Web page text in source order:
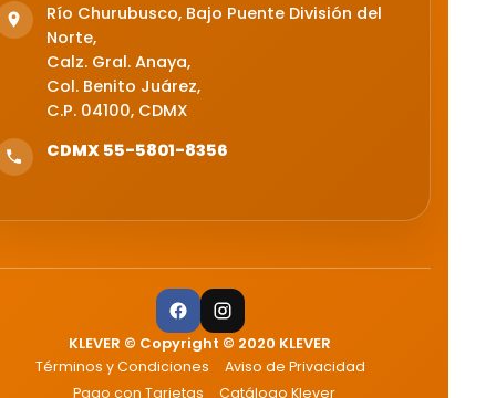
Río Churubusco, Bajo Puente División del
Norte,
Calz. Gral. Anaya,
Col. Benito Juárez,
C.P. 04100, CDMX
CDMX 55-5801-8356
KLEVER © Copyright © 2020 KLEVER
Términos y Condiciones
Aviso de Privacidad
Pago con Tarjetas
Catálogo Klever